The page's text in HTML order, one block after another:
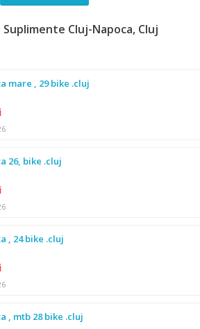
Cluj-Napoca, Cluj
mare , 29 bike .cluj
26, bike .cluj
, 24 bike .cluj
, mtb 28 bike .cluj